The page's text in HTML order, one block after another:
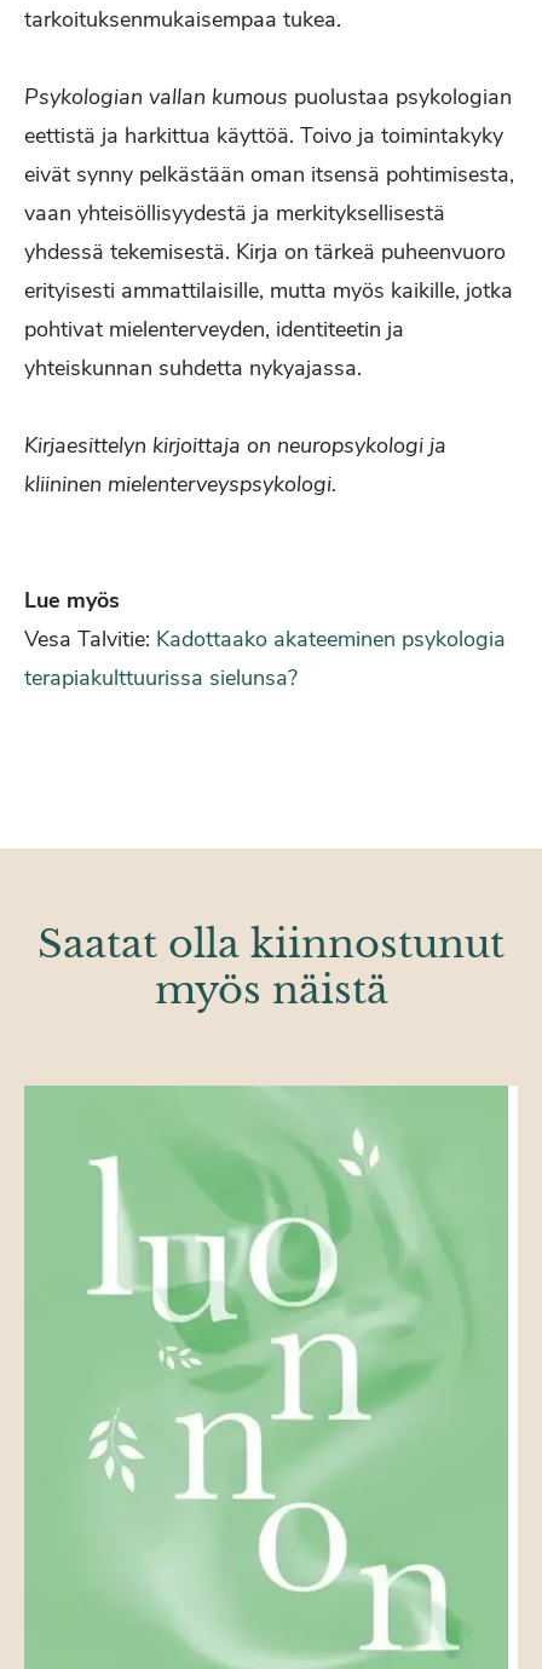
tarkoituksenmukaisempaa tukea.
Psykologian vallan kumous puolustaa psykologian
eettistä ja harkittua käyttöä. Toivo ja toimintakyky
eivät synny pelkästään oman itsensä pohtimisesta,
vaan yhteisöllisyydestä ja merkityksellisestä
yhdessä tekemisestä. Kirja on tärkeä puheenvuoro
erityisesti ammattilaisille, mutta myös kaikille, jotka
pohtivat mielenterveyden, identiteetin ja
yhteiskunnan suhdetta nykyajassa.
Kirjaesittelyn kirjoittaja on neuropsykologi ja
kliininen mielenterveyspsykologi.
Lue myös
Vesa Talvitie: Kadottaako akateeminen psykologia
terapiakulttuurissa sielunsa?
Saatat olla kiinnostunut
myös näistä